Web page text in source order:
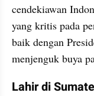
cendekiawan
yang kritis pada
baik dengan
menjenguk buya
Lahir di